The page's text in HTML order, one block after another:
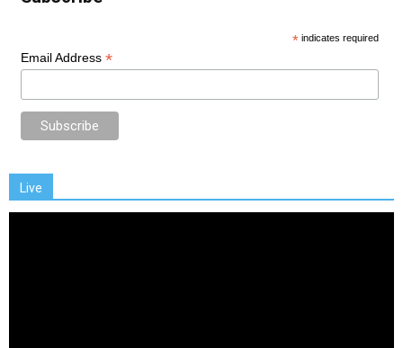
* indicates required
Email Address *
Live